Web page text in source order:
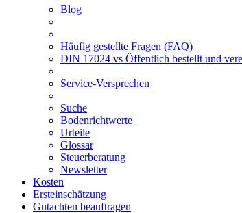
Blog
Häufig gestellte Fragen (FAQ)
DIN 17024 vs Öffentlich bestellt und
Service-Versprechen
Suche
Bodenrichtwerte
Urteile
Glossar
Steuerberatung
Newsletter
Kosten
Ersteinschätzung
Gutachten beauftragen